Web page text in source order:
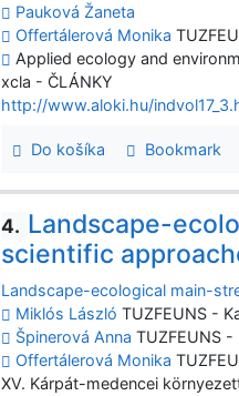
Pauková Žaneta
Offertálerová Monika
Applied ecology and
xcla - ČLÁNKY
http://www.aloki.hu/
Do košíka Bookmark
4. Landscape-
scientific
Landscape-ecological main-
Miklós László TUZFEUNS -
Špinerová Anna TUZFEUNS
Offertálerová Monika
XV. Kárpát-medencei